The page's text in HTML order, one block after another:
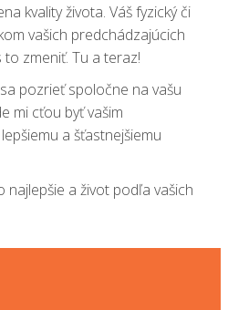
kvality života. Váš fyzický či
vašich predchádzajúcich
to zmeniť. Tu a teraz!
pozrieť spoločne na vašu
mi cťou byť vašim
a šťastnejšiemu
najlepšie a život podľa vašich